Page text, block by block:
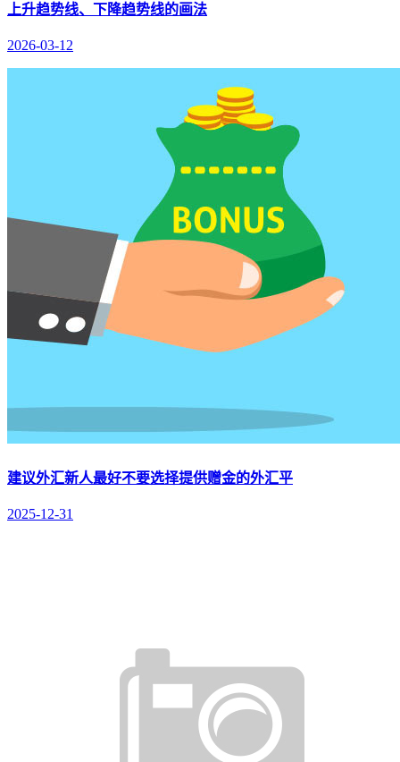
上升趋势线、下降趋势线的画法
2026-03-12
建议外汇新人最好不要选择提供赠金的外汇平
2025-12-31